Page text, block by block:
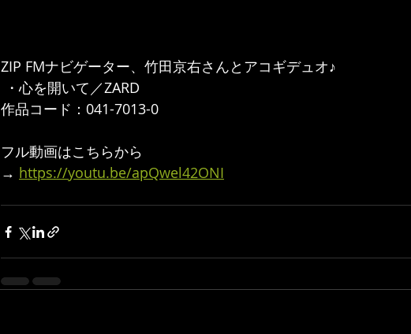
ZIP FMナビゲーター、竹田京右さんとアコギデュオ♪
・心を開いて／ZARD
作品コード：041-7013-0
フル動画はこちらから
→ https://youtu.be/apQwel42ONI